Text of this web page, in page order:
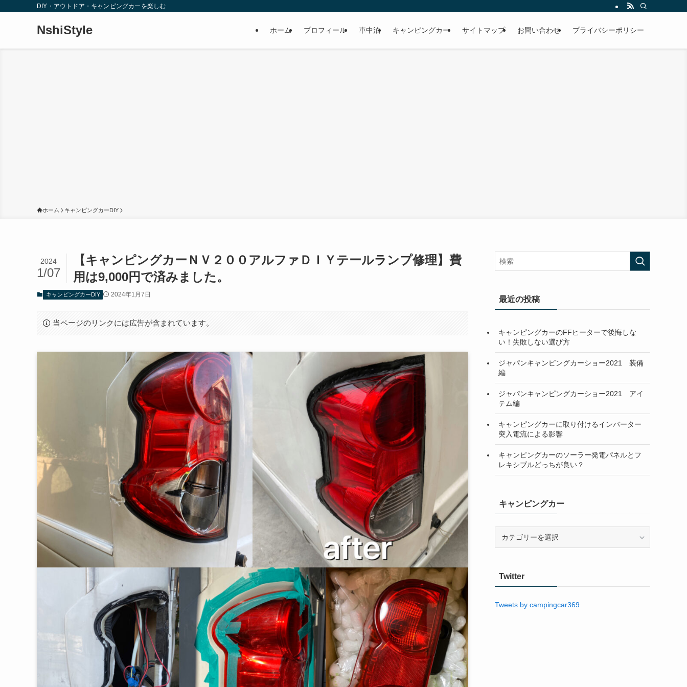
DIY・アウトドア・キャンピングカーを楽しむ
NshiStyle ホーム プロフィール 車中泊 キャンピングカー サイトマップ お問い合わせ プライバシーポリシー
ホーム キャンピングカーDIY
【キャンピングカーＮＶ２００アルファＤＩＹテールランプ修理】費
用は9,000円で済みました。
2024
1/07
キャンピングカーDIY 2024年1月7日
当ページのリンクには広告が含まれています。
最近の投稿
キャンピングカーのFFヒーターで後悔しな
い！失敗しない選び方
ジャパンキャンピングカーショー2021 装備
編
ジャパンキャンピングカーショー2021 アイ
テム編
キャンピングカーに取り付けるインバーター
突入電流による影響
キャンピングカーのソーラー発電パネルとフ
レキシブルどっちが良い？
キャンピングカー
ン
グ
Twitter
Tweets by campingcar369